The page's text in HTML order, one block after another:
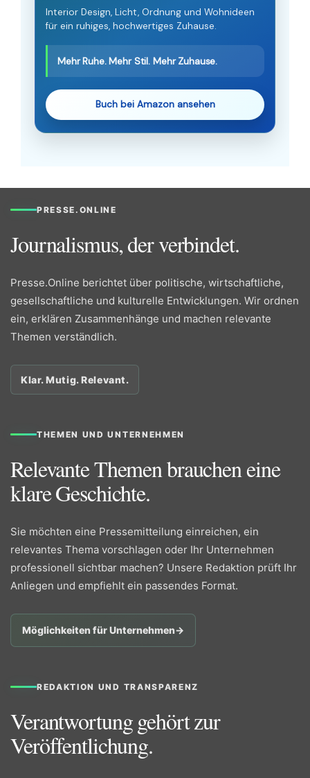
Interior Design, Licht, Ordnung und Wohnideen
für ein ruhiges, hochwertiges Zuhause.
Mehr Ruhe. Mehr Stil. Mehr Zuhause.
Buch bei Amazon ansehen
PRESSE.ONLINE
Journalismus, der verbindet.
Presse.Online berichtet über politische, wirtschaftliche,
gesellschaftliche und kulturelle Entwicklungen. Wir ordnen
ein, erklären Zusammenhänge und machen relevante
Themen verständlich.
Klar. Mutig. Relevant.
THEMEN UND UNTERNEHMEN
Relevante Themen brauchen eine
klare Geschichte.
Sie möchten eine Pressemitteilung einreichen, ein
relevantes Thema vorschlagen oder Ihr Unternehmen
professionell sichtbar machen? Unsere Redaktion prüft Ihr
Anliegen und empfiehlt ein passendes Format.
Möglichkeiten für Unternehmen→
REDAKTION UND TRANSPARENZ
Verantwortung gehört zur
Veröffentlichung.